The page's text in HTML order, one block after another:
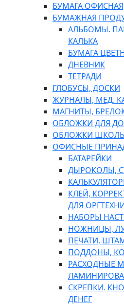
БУМАГА
БУМАЖНАЯ
АЛЬБОМЫ.
КАЛЬКА
БУМАГА
ДНЕВНИК
ТЕТРАДИ
ГЛОБУСЫ, ДОСКИ
ЖУРНАЛЫ, МЕД.
МАГНИТЫ,
ОБЛОЖКИ ДЛЯ
ОБЛОЖКИ
ОФИСНЫЕ
БАТАРЕЙКИ
ДЫРОКОЛЫ,
КЛЕЙ,
ДЛЯ
НАБОРЫ
НОЖНИЦЫ,
ПЕЧАТИ,
ПОДДОНЫ,
РАСХОДНЫЕ
СКРЕПКИ.
ДЕНЕГ